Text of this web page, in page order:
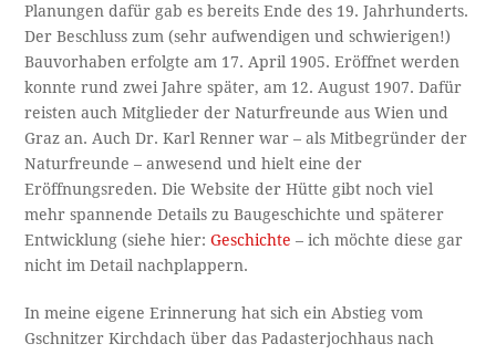
Planungen dafür gab es bereits Ende des 19. Jahrhunderts.
Der Beschluss zum (sehr aufwendigen und schwierigen!)
Bauvorhaben erfolgte am 17. April 1905. Eröffnet werden
konnte rund zwei Jahre später, am 12. August 1907. Dafür
reisten auch Mitglieder der Naturfreunde aus Wien und
Graz an. Auch Dr. Karl Renner war – als Mitbegründer der
Naturfreunde – anwesend und hielt eine der
Eröffnungsreden. Die Website der Hütte gibt noch viel
mehr spannende Details zu Baugeschichte und späterer
Entwicklung (siehe hier:Geschichte – ich möchte diese gar
nicht im Detail nachplappern.
In meine eigene Erinnerung hat sich ein Abstieg vom
Gschnitzer Kirchdach über das Padasterjochhaus nach